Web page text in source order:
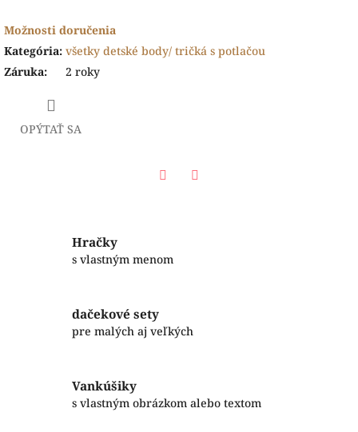
Možnosti doručenia
Kategória: všetky detské body/ tričká s potlačou
Záruka: 2 roky
OPÝTAŤ SA
Hračky
s vlastným menom
dačekové sety
pre malých aj veľkých
Vankúšiky
s vlastným obrázkom alebo textom